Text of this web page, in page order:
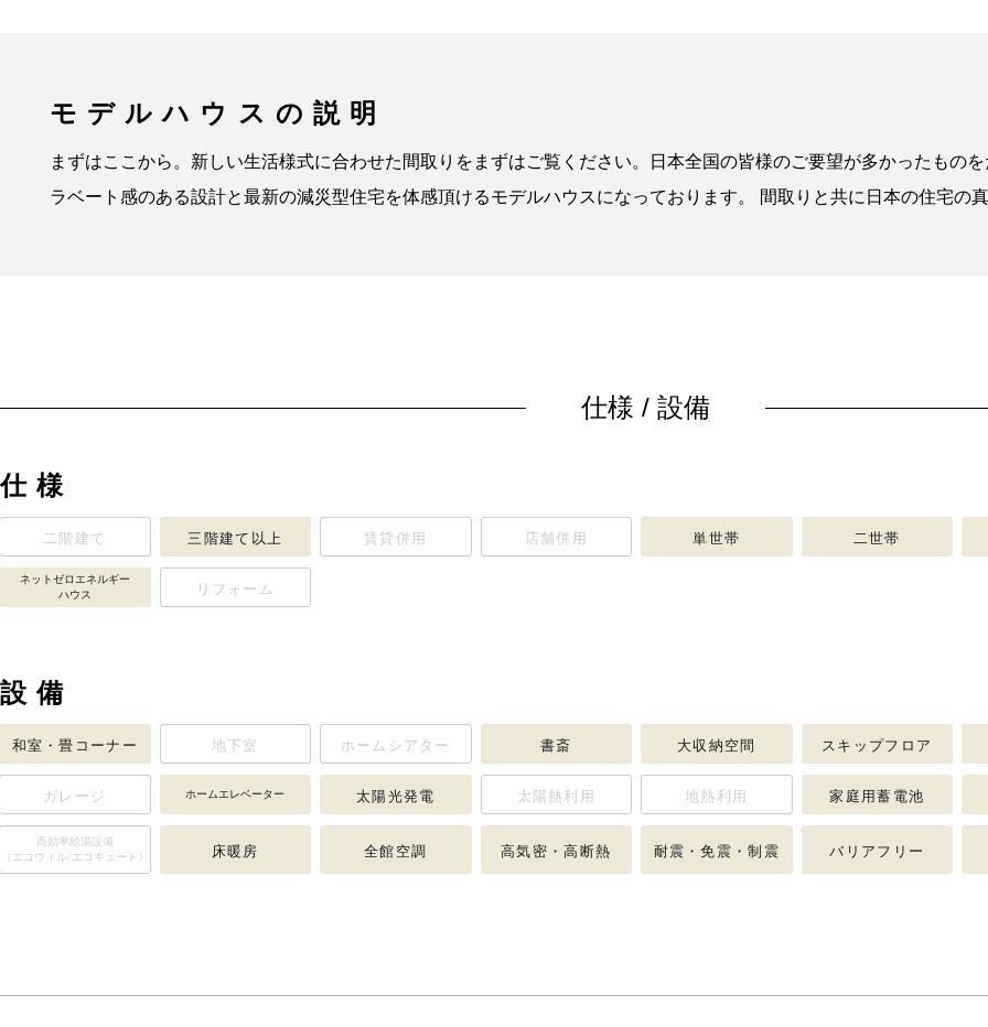
モデルハウスの説明
まずはここから。新しい生活様式に合わせた間取りをまずはご覧ください。日本全国の皆様のご要望が多かったもの
ラベート感のある設計と最新の減災型住宅を体感頂けるモデルハウスになっております。 間取りと共に日本の住宅の
仕様 / 設備
仕様
二階建て 三階建て以上 賃貸併用 店舗併用 単世帯 二世帯
ネットゼロエネルギー
ハウス
リフォーム
設備
和室・畳コーナー 地下室 ホームシアター 書斎 大収納空間 スキップフロア
ガレージ ホームエレベーター 太陽光発電 太陽熱利用 地熱利用 家庭用蓄電池
高効率給湯設備
（エコウィル/エコキュート）
床暖房 全館空調 高気密・高断熱 耐震・免震・制震 バリアフリー